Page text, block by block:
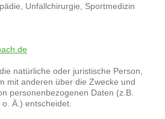
Unfallchirurgie, Sportmedizin
natürliche oder juristische Person,
mit anderen über die Zwecke und
personenbezogenen Daten (z.B.
Ä.) entscheidet.